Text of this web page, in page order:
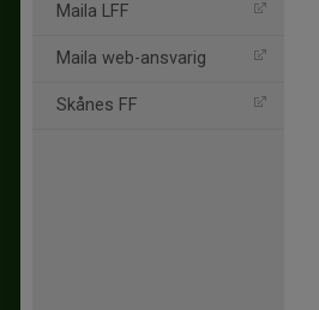
Maila LFF
Maila web-ansvarig
Skånes FF